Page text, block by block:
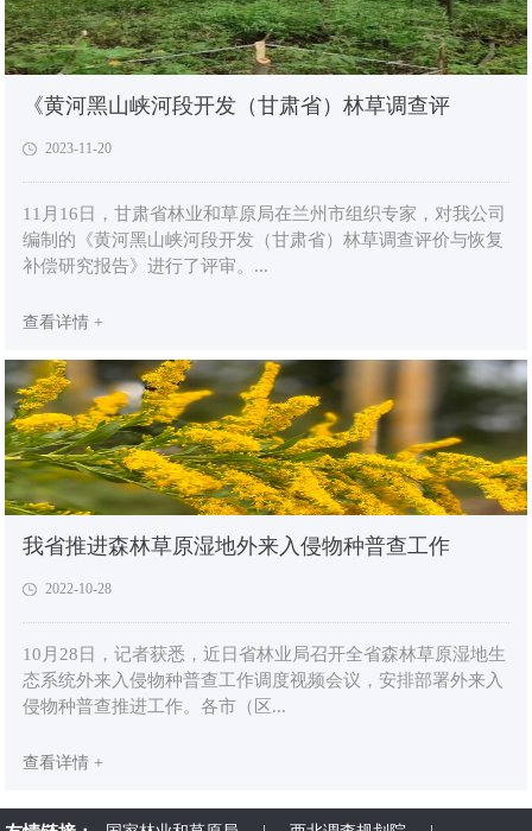
《黄河黑山峡河段开发（甘肃省）林草调查评
2023-11-20
11月16日，甘肃省林业和草原局在兰州市组织专家，对我公司
编制的《黄河黑山峡河段开发（甘肃省）林草调查评价与恢复
补偿研究报告》进行了评审。...
查看详情 +
我省推进森林草原湿地外来入侵物种普查工作
2022-10-28
10月28日，记者获悉，近日省林业局召开全省森林草原湿地生
态系统外来入侵物种普查工作调度视频会议，安排部署外来入
侵物种普查推进工作。各市（区...
查看详情 +